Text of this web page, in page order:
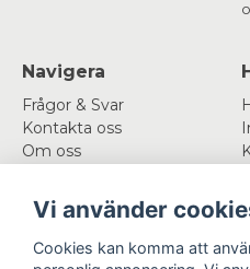
Navigera
Frågor & Svar
Kontakta oss
Om oss
Mitt konto
Logga in
Vi använder
Cookies kan komma att